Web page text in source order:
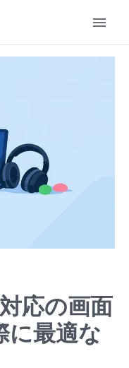
応の画面
に最適な